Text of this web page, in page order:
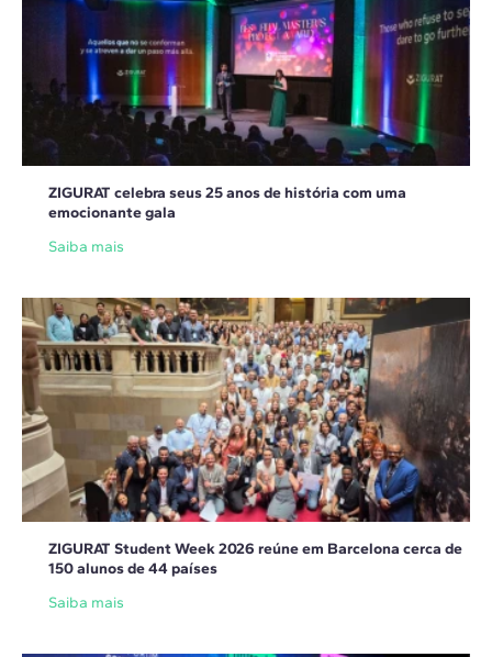
ZIGURAT celebra seus 25 anos de história com uma
emocionante gala
Saiba mais
ZIGURAT Student Week 2026 reúne em Barcelona cerca de
150 alunos de 44 países
Saiba mais